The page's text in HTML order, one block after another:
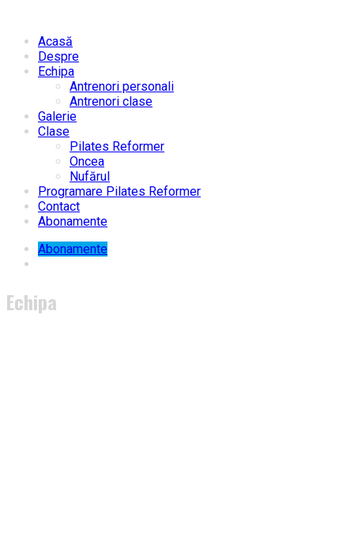
Acasă
Despre
Echipa
Antrenori personali
Antrenori clase
Galerie
Clase
Pilates Reformer
Oncea
Nufărul
Programare Pilates Reformer
Contact
Abonamente
Abonamente
Echipa